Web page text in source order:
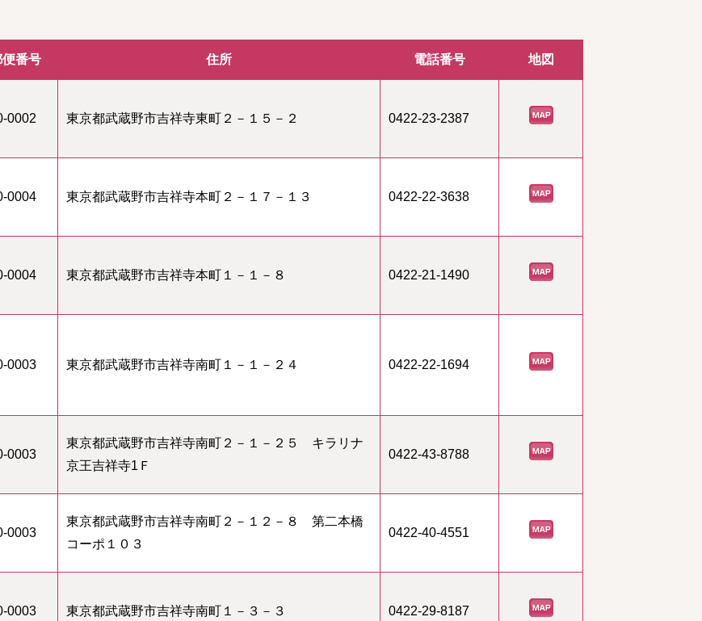
便番号 住所 電話番号 地図
0002 東京都武蔵野市吉祥寺東町２－１５－２ 0422-23-2387
0004 東京都武蔵野市吉祥寺本町２－１７－１３ 0422-22-3638
0004 東京都武蔵野市吉祥寺本町１－１－８ 0422-21-1490
0003 東京都武蔵野市吉祥寺南町１－１－２４ 0422-22-1694
0003
東京都武蔵野市吉祥寺南町２－１－２５ キラリナ
京王吉祥寺1Ｆ
0422-43-8788
0003
東京都武蔵野市吉祥寺南町２－１２－８ 第二本橋
コーポ１０３
0422-40-4551
0003 東京都武蔵野市吉祥寺南町１－３－３ 0422-29-8187